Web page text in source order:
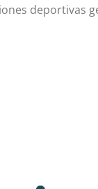
deportivas